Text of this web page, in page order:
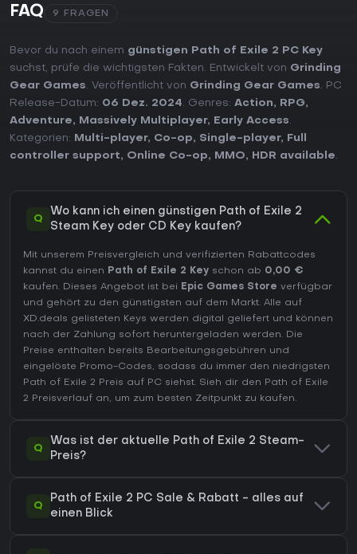
FAQ 9 FRAGEN
Bevor du nach einem günstigen Path of Exile 2 PC Key
suchst, prüfe die wichtigsten Fakten. Entwickelt von Grinding
Gear Games. Veröffentlicht von Grinding Gear Games. PC
Release-Datum: 06 Dez. 2024. Genres: Action, RPG,
Adventure, Massively Multiplayer, Early Access.
Kategorien:
Multi-player, Co-op, Single-player,
Full
controller support, Online Co-op, MMO, HDR available.
Q
Wo kann ich einen günstigen Path of Exile 2
Steam Key oder CD Key kaufen?
Mit unserem Preisvergleich und verifizierten Rabattcodes
kannst du einen Path of Exile 2 Key schon ab 0,00 €
kaufen. Dieses Angebot ist bei Epic Games Store verfügbar
und gehört zu den günstigsten auf dem Markt. Alle auf
XD.deals gelisteten Keys werden digital geliefert und können
nach der Zahlung sofort heruntergeladen werden. Die
Preise enthalten bereits Bearbeitungsgebühren und
eingelöste Promo-Codes, sodass du immer den niedrigsten
Path of Exile 2 Preis auf PC siehst. Sieh dir den Path of Exile
2 Preisverlauf an, um zum besten Zeitpunkt zu kaufen.
Q
Was ist der aktuelle Path of Exile 2 Steam-
Preis?
Q
Path of Exile 2 PC Sale & Rabatt - alles auf
einen Blick